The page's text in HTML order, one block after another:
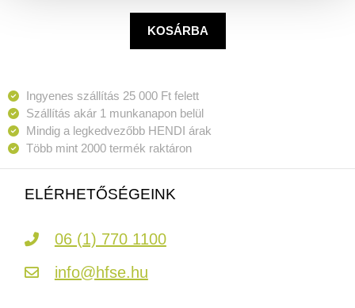
KOSÁRBA
Ingyenes szállítás 25 000 Ft felett
Szállítás akár 1 munkanapon belül
Mindig a legkedvezőbb HENDI árak
Több mint 2000 termék raktáron
ELÉRHETŐSÉGEINK
06 (1) 770 1100
info@hfse.hu